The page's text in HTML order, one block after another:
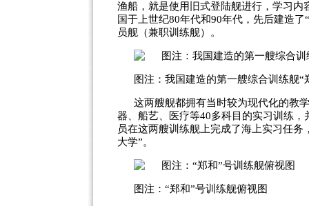
渔船，就是使用旧式登陆舰进行，学习
国于上世纪80年代和90年代，先后建造
员舰（兼职训练舰）。
图注：我国建造的第一艘综合训练舰“
这两艘舰都拥有当时较为现代化的教
器、船艺、医疗等40多科目的实习训练
员在这两艘训练舰上完成了海上实习任
大学”。
图注：“郑和”号训练舰俯视图